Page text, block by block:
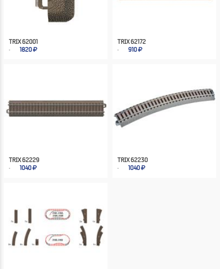
TRIX 62001
1820
TRIX 62172
910
TRIX 62229
1040
TRIX 62230
1040